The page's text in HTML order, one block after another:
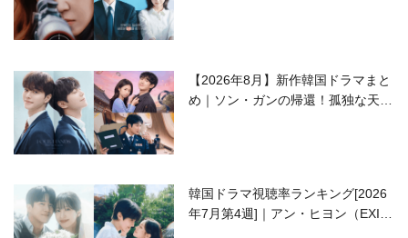
【2026年8月】新作韓国ドラマまと
め｜ソン・ガンの帰還！孤独な天才
韓国ドラマ視聴率ランキング[2026
年7月第4週]｜アン・ヒヨン（EXID